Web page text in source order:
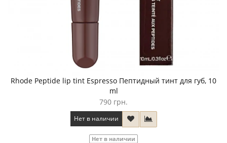
Rhode Peptide lip tint Espresso Пептидный тинт для губ, 10
ml
790 грн.
Нет в наличии
Нет в наличии